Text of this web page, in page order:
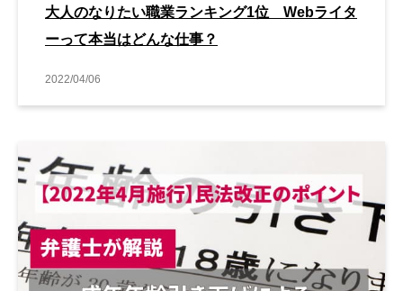
大人のなりたい職業ランキング1位 Webライタ
ーって本当はどんな仕事？
2022/04/06